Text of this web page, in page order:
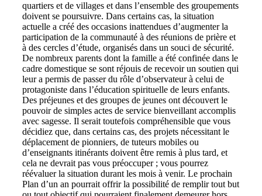
quartiers et de villages et dans l’ensemble des groupements
doivent se poursuivre. Dans certains cas, la situation
actuelle a créé des occasions inattendues d’augmenter la
participation de la communauté à des réunions de prière et
à des cercles d’étude, organisés dans un souci de sécurité.
De nombreux parents dont la famille a été confinée dans le
cadre domestique se sont réjouis de recevoir un soutien qui
leur a permis de passer du rôle d’observateur à celui de
protagoniste dans l’éducation spirituelle de leurs enfants.
Des préjeunes et des groupes de jeunes ont découvert le
pouvoir de simples actes de service bienveillant accomplis
avec sagesse. Il serait toutefois compréhensible que vous
décidiez que, dans certains cas, des projets nécessitant le
déplacement de pionniers, de tuteurs mobiles ou
d’enseignants itinérants doivent être remis à plus tard, et
cela ne devrait pas vous préoccuper ; vous pourrez
réévaluer la situation durant les mois à venir. Le prochain
Plan d’un an pourrait offrir la possibilité de remplir tout but